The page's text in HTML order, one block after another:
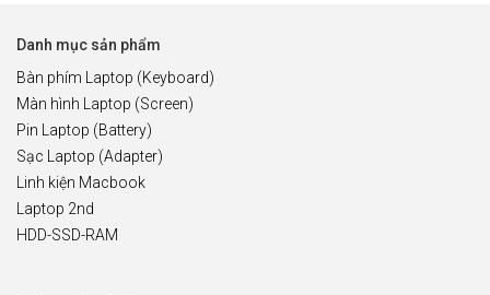
Danh mục sản phẩm
Bàn phím Laptop (Keyboard)
Màn hình Laptop (Screen)
Pin Laptop (Battery)
Sạc Laptop (Adapter)
Linh kiện Macbook
Laptop 2nd
HDD-SSD-RAM